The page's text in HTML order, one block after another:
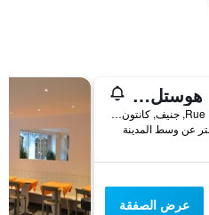
سيتي هوستل جنيف
Rue Ferrier 2, جنيف, كانتون جنيف, سويسرا
عرض الصفقة